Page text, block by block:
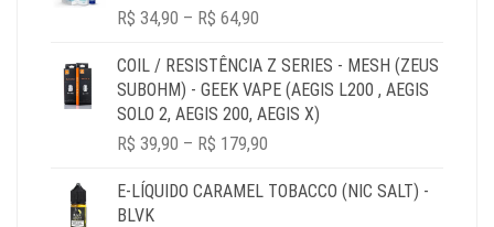
R$ 34,90 – R$ 64,90
R$ 34,90
THROUGH
R$ 64,90
COIL / RESISTÊNCIA Z SERIES - MESH (ZEUS
SUBOHM) - GEEK VAPE (AEGIS L200 , AEGIS
SOLO 2, AEGIS 200, AEGIS X)
R$ 39,90 – R$ 179,90
R$ 39,90
E-LÍQUIDO CARAMEL TOBACCO (NIC SALT) -
BLVK